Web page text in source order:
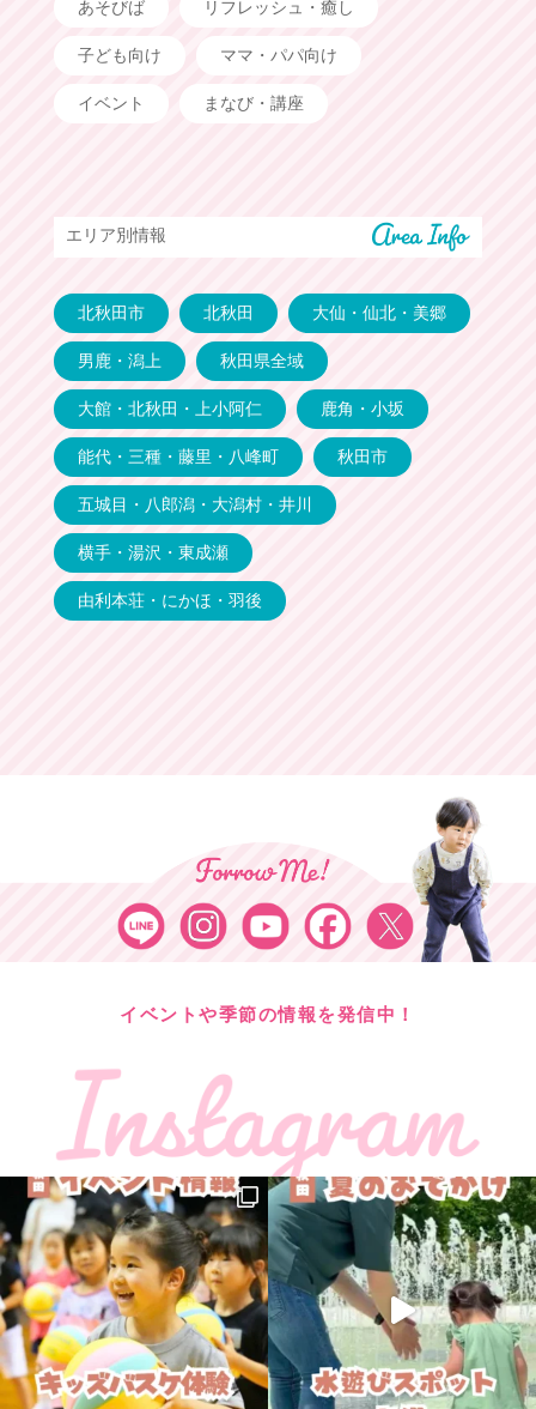
あそびば リフレッシュ・癒し
子ども向け ママ・パパ向け
イベント まなび・講座
エリア別情報
北秋田市 北秋田 大仙・仙北・美郷
男鹿・潟上 秋田県全域
大館・北秋田・上小阿仁 鹿角・小坂
能代・三種・藤里・八峰町 秋田市
五城目・八郎潟・大潟村・井川
横手・湯沢・東成瀬
由利本荘・にかほ・羽後
イベントや季節の情報を発信中！